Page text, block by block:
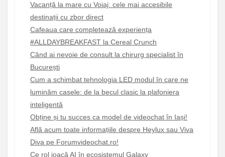
Vacanță la mare cu Voiaj: cele mai accesibile
destinații cu zbor direct
Cafeaua care completează experiența
#ALLDAYBREAKFAST la Cereal Crunch
Când ai nevoie de consult la chirurg specialist în
București
Cum a schimbat tehnologia LED modul în care ne
luminăm casele: de la becul clasic la plafoniera
inteligentă
Obține și tu succes ca model de videochat în Iași!
Află acum toate informațiile despre Heylux sau Viva
Diva pe Forumvideochat.ro!
Ce rol joacă AI în ecosistemul Galaxy